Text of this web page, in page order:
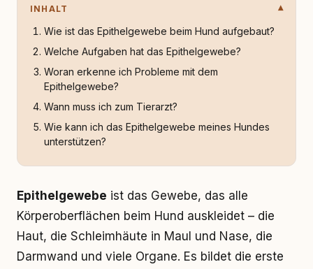
INHALT
Wie ist das Epithelgewebe beim Hund aufgebaut?
Welche Aufgaben hat das Epithelgewebe?
Woran erkenne ich Probleme mit dem
Epithelgewebe?
Wann muss ich zum Tierarzt?
Wie kann ich das Epithelgewebe meines Hundes
unterstützen?
Epithelgewebe ist das Gewebe, das alle
Körperoberflächen beim Hund auskleidet – die
Haut, die Schleimhäute in Maul und Nase, die
Darmwand und viele Organe. Es bildet die erste